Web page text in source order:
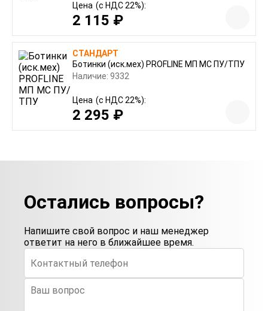
Цена (с НДС 22%):
2 115 ₽
СТАНДАРТ
Ботинки (иск.мех) PROFLINE МП МС ПУ/ТПУ
Наличие: 9332
Цена (с НДС 22%):
2 295 ₽
Остались вопросы?
Напишите свой вопрос и наш менеджер
ответит на него в ближайшее время.